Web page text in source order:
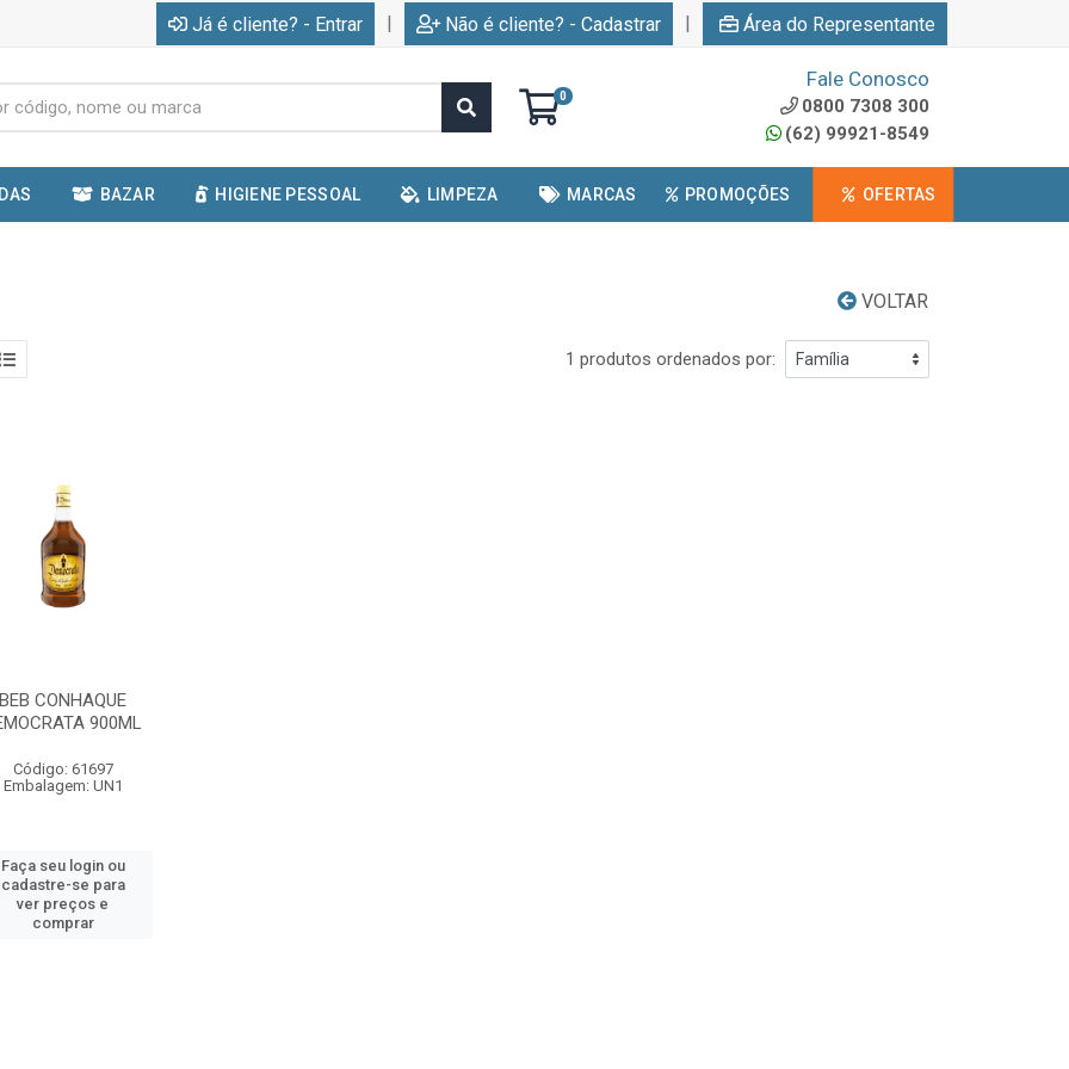
Já é cliente? - Entrar | Não é cliente? - Cadastrar | Área do Representante
0
Fale Conosco
0800 7308 300
(62) 99921-8549
BAZAR HIGIENE PESSOAL LIMPEZA MARCAS PROMOÇÕES OFERTAS
VOLTAR
1 produtos ordenados por:
BEB CONHAQUE
900ML
Código: 61697
Embalagem: UN1
Faça seu login ou
cadastre-se para
ver preços e
comprar